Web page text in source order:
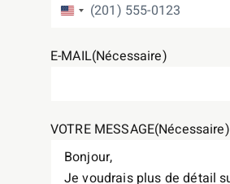
ÉTATS-UNIS +1
E-MAIL(Nécessaire)
VOTRE MESSAGE(Nécessaire)